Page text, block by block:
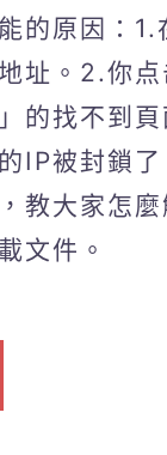
的原因：1.
址。2.你
的找不到頁
IP被封鎖
教大家怎麼
文件。